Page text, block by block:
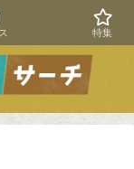
特集